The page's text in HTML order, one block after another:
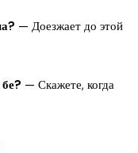
— Доезжает до этой
— Скажете, когда